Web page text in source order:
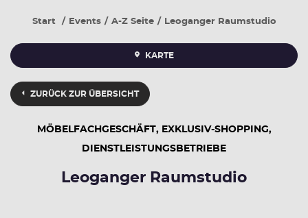
Start Events A-Z Seite Leoganger Raumstudio
KARTE
ZURÜCK ZUR ÜBERSICHT
MÖBELFACHGESCHÄFT, EXKLUSIV-SHOPPING,
DIENSTLEISTUNGSBETRIEBE
Leoganger Raumstudio